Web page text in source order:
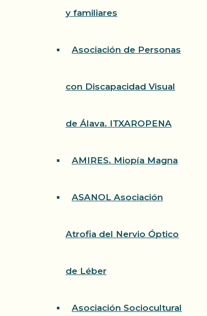
y familiares
Asociación de Personas
con Discapacidad Visual
de Álava. ITXAROPENA
AMIRES. Miopía Magna
ASANOL Asociación
Atrofia del Nervio Óptico
de Léber
Asociación Sociocultural